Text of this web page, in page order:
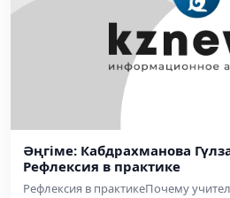
Әңгіме: Кабдрахманова
Рефлексия в практике
Рефлексия в практикеПочему